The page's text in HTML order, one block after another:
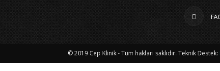
© 2019 Cep Klinik - Tüm hakları saklıdır. Teknik Destek: